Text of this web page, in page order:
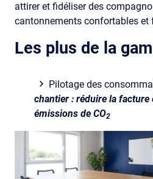
attirer et fidéliser des
cantonnements confortables et
Les plus de la
Pilotage des
chantier : réduire la facture
émissions de CO2